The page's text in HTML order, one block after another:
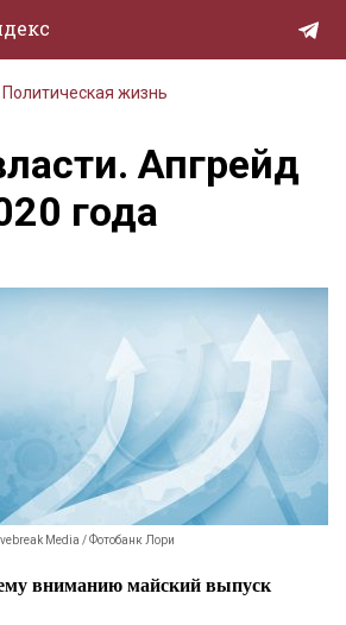
Политическая жизнь
Апгрейд
года
Media / Фотобанк Лори
вниманию майский выпуск